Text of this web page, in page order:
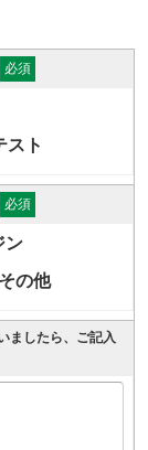
必須
スト
必須
ン
その他
ましたら、ご記入